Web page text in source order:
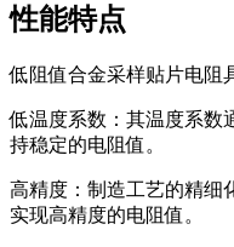
性能特点
低阻值合金采样贴片电阻
低温度系数：其温度系数
持稳定的电阻值。
高精度：制造工艺的精细
实现高精度的电阻值。